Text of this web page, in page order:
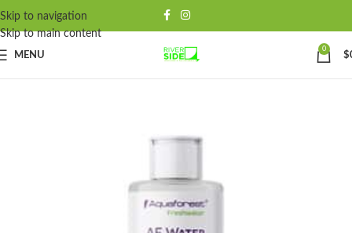
Skip to navigation
Skip to main content
MENU
0
$